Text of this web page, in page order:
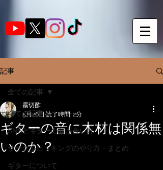
記事
全ての記事
SNSとギターの向き合い方
サークルピッキングのやり方・まとめ
ギターについて
全ての記事
ギターの音に木材は関係無
いのか？
霧切酢
5月26日 読了時間: 2分